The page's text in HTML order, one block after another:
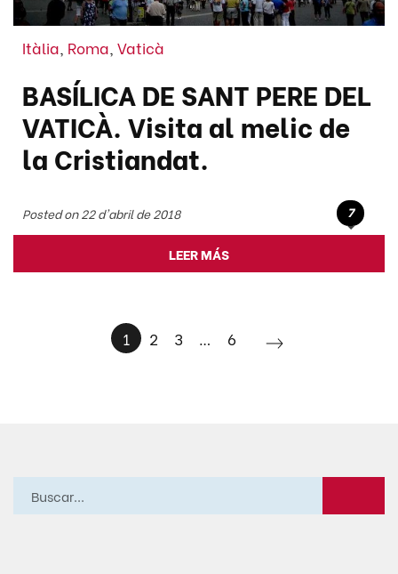
Itàlia, Roma, Vaticà
BASÍLICA DE SANT PERE DEL
VATICÀ. Visita al melic de
la Cristiandat.
Posted on 22 d'abril de 2018 7
LEER MÁS
1 2 3 … 6